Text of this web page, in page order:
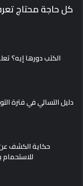
كل حاجة محتاج
الكتب دورها إيه؟
دليل التسالي في فترة
حكاية الكشف